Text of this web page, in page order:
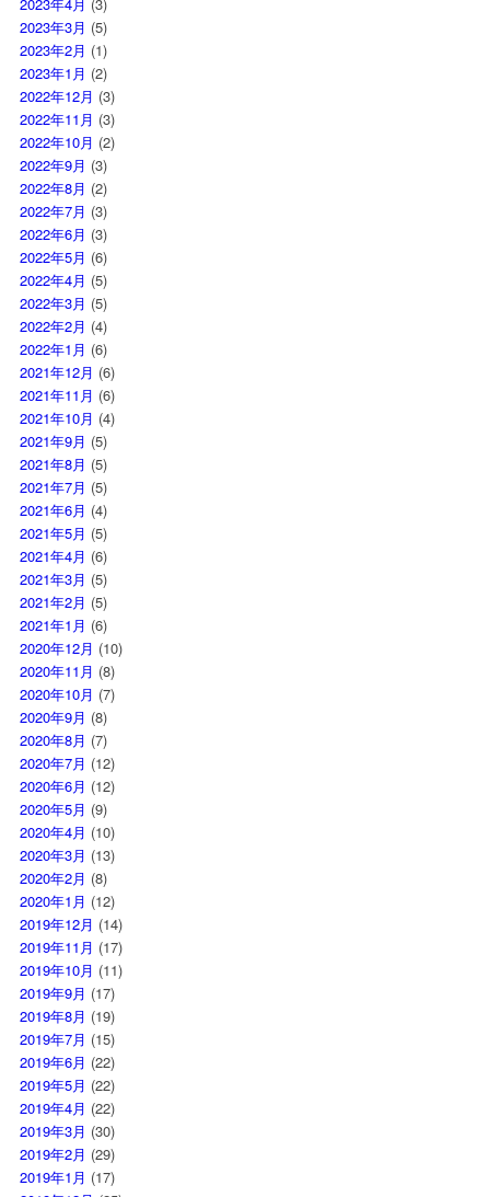
2023年3月 (5)
2023年2月 (1)
2023年1月 (2)
2022年12月 (3)
2022年11月 (3)
2022年10月 (2)
2022年9月 (3)
2022年8月 (2)
2022年7月 (3)
2022年6月 (3)
2022年5月 (6)
2022年4月 (5)
2022年3月 (5)
2022年2月 (4)
2022年1月 (6)
2021年12月 (6)
2021年11月 (6)
2021年10月 (4)
2021年9月 (5)
2021年8月 (5)
2021年7月 (5)
2021年6月 (4)
2021年5月 (5)
2021年4月 (6)
2021年3月 (5)
2021年2月 (5)
2021年1月 (6)
2020年12月 (10)
2020年11月 (8)
2020年10月 (7)
2020年9月 (8)
2020年8月 (7)
2020年7月 (12)
2020年6月 (12)
2020年5月 (9)
2020年4月 (10)
2020年3月 (13)
2020年2月 (8)
2020年1月 (12)
2019年12月 (14)
2019年11月 (17)
2019年10月 (11)
2019年9月 (17)
2019年8月 (19)
2019年7月 (15)
2019年6月 (22)
2019年5月 (22)
2019年4月 (22)
2019年3月 (30)
2019年2月 (29)
2019年1月 (17)